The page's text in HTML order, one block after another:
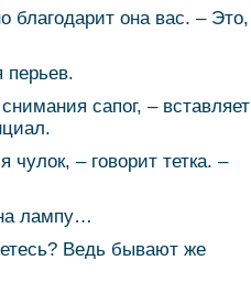
благодарит она вас. – Это,
сапог, – вставляет
чулок, – говорит тетка. –
лампу…
Ведь бывают же